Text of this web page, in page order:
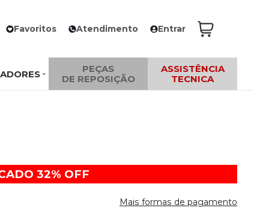
Favoritos Atendimento Entrar
PEÇAS
DE REPOSIÇÃO
ASSISTÊNCIA
TECNICA
32% OFF
Mais formas de pagamento